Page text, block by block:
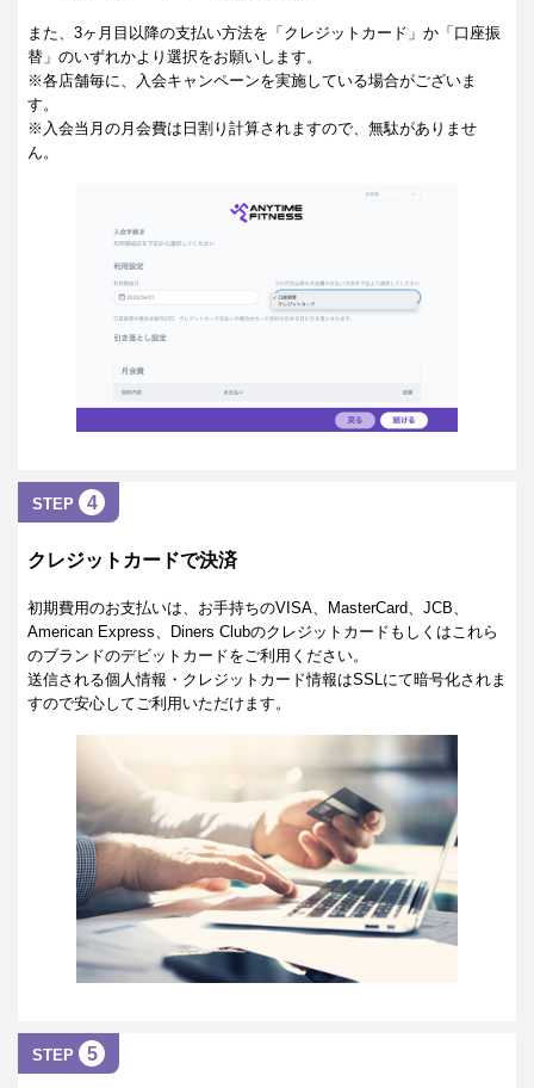
また、3ヶ月目以降の支払い方法を「クレジットカード」か「口座振
替」のいずれかより選択をお願いします。
※各店舗毎に、入会キャンペーンを実施している場合がございま
す。
※入会当月の月会費は日割り計算されますので、無駄がありませ
ん。
STEP 4
クレジットカードで決済
初期費用のお支払いは、お手持ちのVISA、MasterCard、JCB、
American Express、Diners Clubのクレジットカードもしくはこれら
のブランドのデビットカードをご利用ください。
送信される個人情報・クレジットカード情報はSSLにて暗号化されま
すので安心してご利用いただけます。
STEP 5